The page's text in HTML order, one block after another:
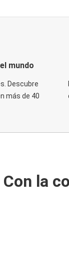
mundo
Descubre
más de 40
Con la